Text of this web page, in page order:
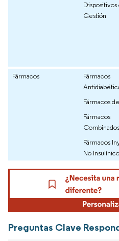
Dispositivos
Gestión
Fármacos
Fármacos
Fármacos
Fármacos
Combinados
Fármacos
No
Preguntas Clave